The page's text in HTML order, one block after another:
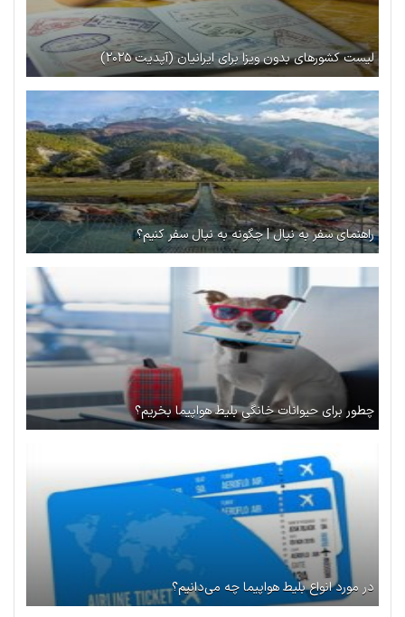
لیست کشورهای بدون ویزا برای ایرانیان (آپدیت ۲۰۲۵)
راهنمای سفر به نپال | چگونه به نپال سفر کنیم؟
چطور برای حیوانات خانگی بلیط هواپیما بخریم؟
در مورد انواع بلیط‌ هواپیما چه می‌دانیم؟